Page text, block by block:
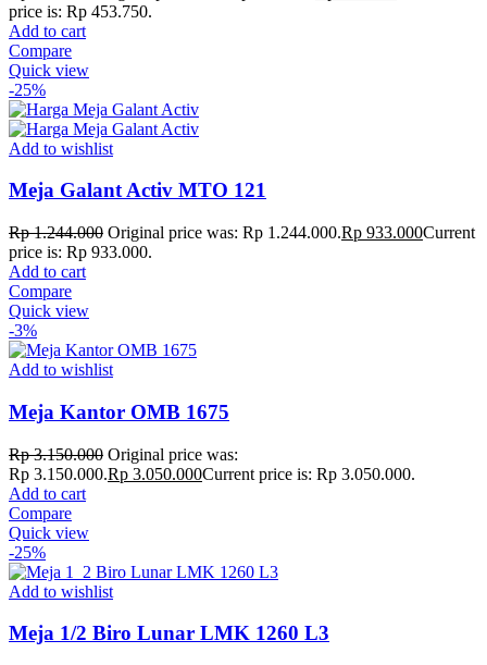
price is: Rp 453.750.
Add to cart
Compare
Quick view
-25%
Add to wishlist
Meja Galant Activ MTO 121
Rp1.244.000 Original price was: Rp 1.244.000.Rp 933.000Current
price is: Rp 933.000.
Add to cart
Compare
Quick view
-3%
Add to wishlist
Meja Kantor OMB 1675
Rp3.150.000 Original price was:
Rp 3.150.000.Rp 3.050.000Current price is: Rp 3.050.000.
Add to cart
Compare
Quick view
-25%
Add to wishlist
Meja 1/2 Biro Lunar LMK 1260 L3